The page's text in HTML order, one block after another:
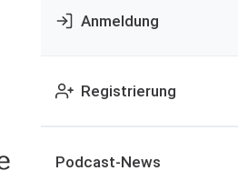
Anmeldung
Registrierung
Podcast-News